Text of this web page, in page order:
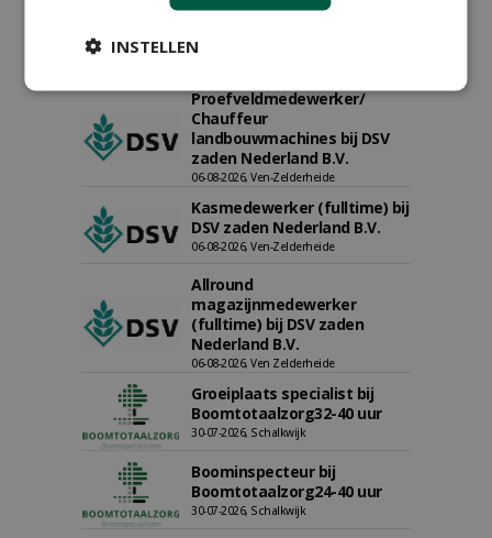
Van Wamel (fulltime)
Proefveldmedewerker/
Chauffeur
landbouwmachines bij DSV
zaden Nederland B.V.
06-08-2026, Ven-Zelderheide
Kasmedewerker (fulltime) bij
DSV zaden Nederland B.V.
06-08-2026, Ven-Zelderheide
Allround
magazijnmedewerker
(fulltime) bij DSV zaden
Nederland B.V.
06-08-2026, Ven Zelderheide
Groeiplaats specialist bij
Boomtotaalzorg32-40 uur
30-07-2026, Schalkwijk
Boominspecteur bij
Boomtotaalzorg24-40 uur
30-07-2026, Schalkwijk
INSTELLEN